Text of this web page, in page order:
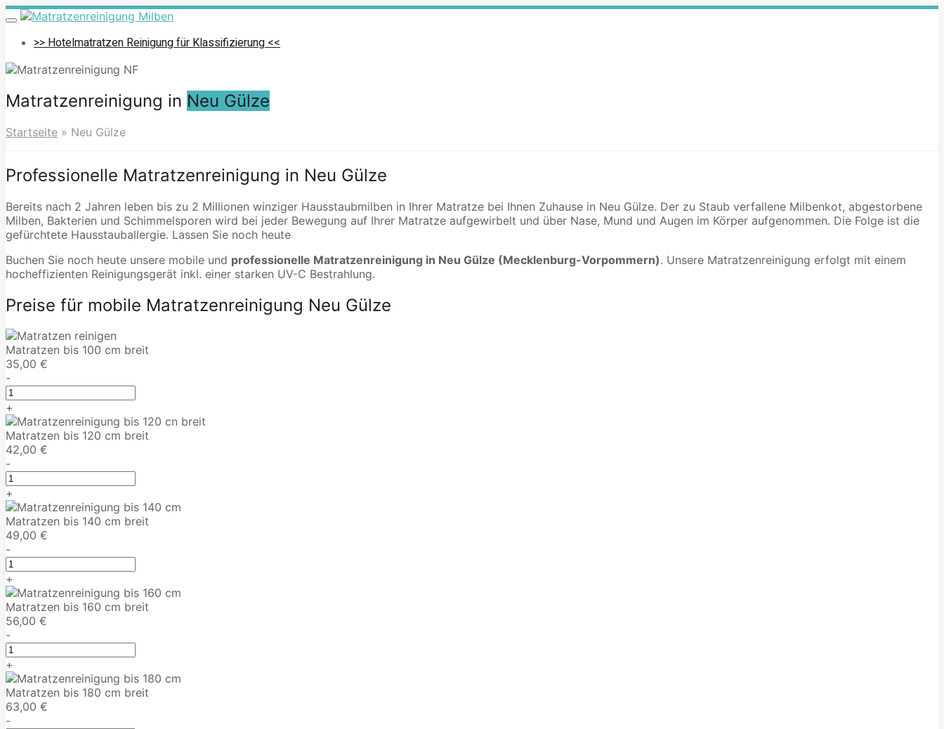
Skip
to
main
Toggle
navigation>> Hotelmatratzen Reinigung für Klassifizierung <<
Matratzenreinigung in Neu Gülze
Startseite » Neu Gülze
Professionelle Matratzenreinigung in Neu Gülze
Bereits nach 2 Jahren leben bis zu 2 Millionen winziger Hausstaubmilben in Ihrer Matratze bei Ihnen Zuhause in Neu Gülze. Der zu Staub verfallene Milbenkot, abgestorbene
Milben, Bakterien und Schimmelsporen wird bei jeder Bewegung auf Ihrer Matratze aufgewirbelt und über Nase, Mund und Augen im Körper aufgenommen. Die Folge ist die
gefürchtete Hausstauballergie. Lassen Sie noch heute
Buchen Sie noch heute unsere mobile und professionelle Matratzenreinigung in Neu Gülze (Mecklenburg-Vorpommern). Unsere Matratzenreinigung erfolgt mit einem
hocheffizienten Reinigungsgerät inkl. einer starken UV-C Bestrahlung.
Preise für mobile Matratzenreinigung Neu Gülze
Matratzen bis 100 cm breit
35,00 €
-
+
Matratzen bis 120 cm breit
42,00 €
-
+
Matratzen bis 140 cm breit
49,00 €
-
+
Matratzen bis 160 cm breit
56,00 €
-
+
Matratzen bis 180 cm breit
63,00 €
-